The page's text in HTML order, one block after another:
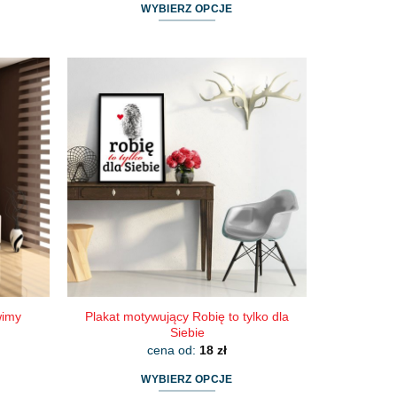
WYBIERZ OPCJE
wiele
wariantów.
można
wybrać
stronie
produktu
Plakat motywujący Robię to tylko dla
Siebie
cena od: 18 zł
WYBIERZ OPCJE